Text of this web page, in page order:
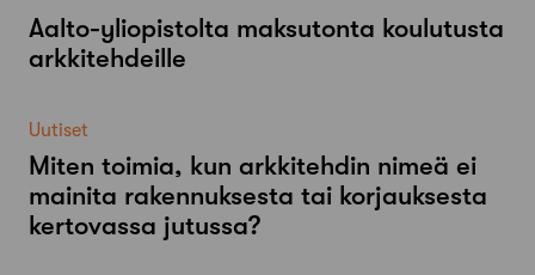
Aalto-​yliopistolta maksutonta koulutusta
arkkitehdeille
Uutiset
Miten toimia, kun arkkitehdin nimeä ei
mainita rakennuksesta tai korjauksesta
kertovassa jutussa?